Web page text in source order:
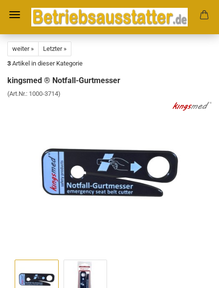
weiter »
Letzter »
3 Artikel in dieser Kategorie
kingsmed ® Notfall-Gurtmesser
(Art.Nr.: 1000-3714)